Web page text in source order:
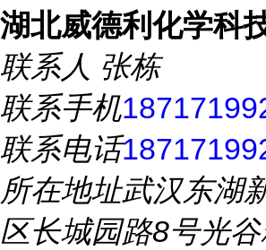
湖北威德利化学科
联系人 张栋
联系手机
联系电话
所在地址武汉东湖
区长城园路8号光